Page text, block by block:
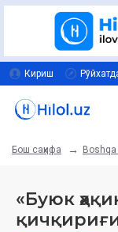
Кириш
Бош саҳифа
«Буюк